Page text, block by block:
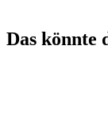
Das könnte